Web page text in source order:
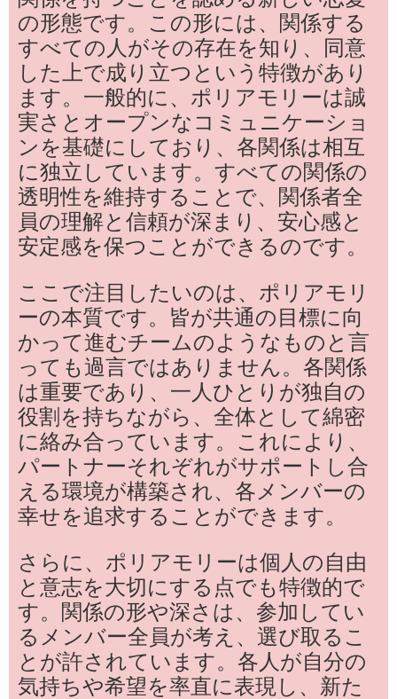
の形態です。この形には、関係する
すべての人がその存在を知り、同意
した上で成り立つという特徴があり
ます。一般的に、ポリアモリーは誠
実さとオープンなコミュニケーショ
ンを基礎にしており、各関係は相互
に独立しています。すべての関係の
透明性を維持することで、関係者全
員の理解と信頼が深まり、安心感と
安定感を保つことができるのです。
ここで注目したいのは、ポリアモリ
ーの本質です。皆が共通の目標に向
かって進むチームのようなものと言
っても過言ではありません。各関係
は重要であり、一人ひとりが独自の
役割を持ちながら、全体として綿密
に絡み合っています。これにより、
パートナーそれぞれがサポートし合
える環境が構築され、各メンバーの
幸せを追求することができます。
さらに、ポリアモリーは個人の自由
と意志を大切にする点でも特徴的で
す。関係の形や深さは、参加してい
るメンバー全員が考え、選び取るこ
とが許されています。各人が自分の
気持ちや希望を率直に表現し、新た